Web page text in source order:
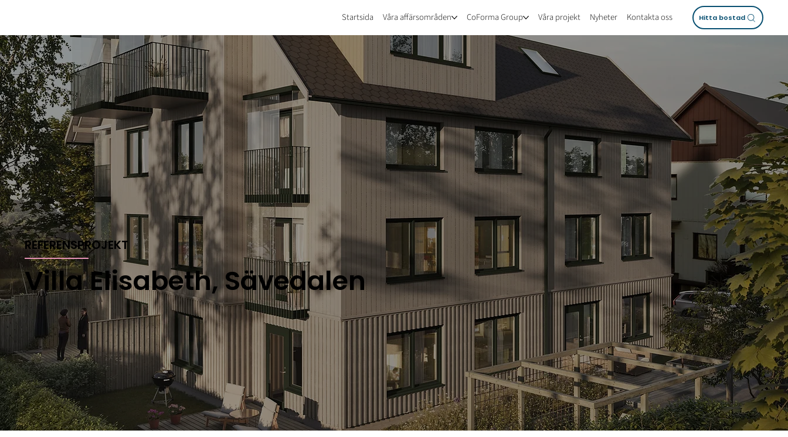
Startsida Våra affärsområden CoForma Group Våra projekt Nyheter Kontakta oss Hitta bostad
REFERENSPROJEKT
Villa Elisabeth, Sävedalen